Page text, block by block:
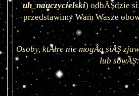
uh_nauczycielski) odbĂŞdzie
przedstawimy Wam Wasze
Osoby, ktĂłre nie mogÂą siĂŞ
lub